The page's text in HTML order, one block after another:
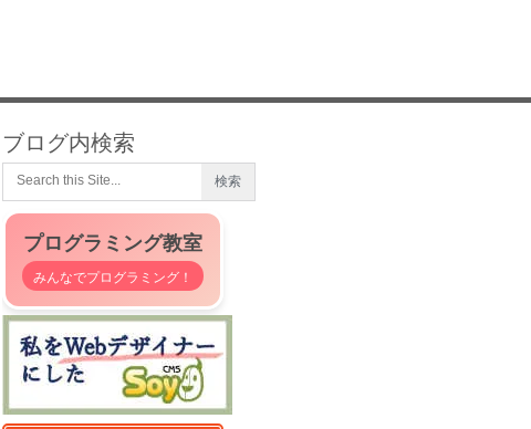
ブログ内検索
プログラミング教室
みんなでプログラミング！